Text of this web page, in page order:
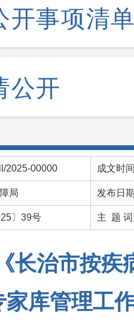
开事项清
公开
2025-00000 成文时
局 发布日
〕39号 主 题 词
长治市按疾
家库管理工